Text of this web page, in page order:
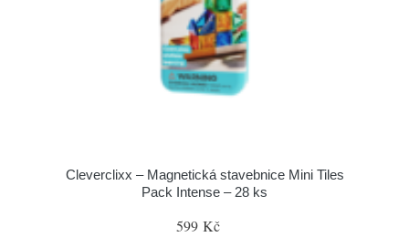
Cleverclixx – Magnetická stavebnice Mini Tiles
Pack Intense – 28 ks
599 Kč